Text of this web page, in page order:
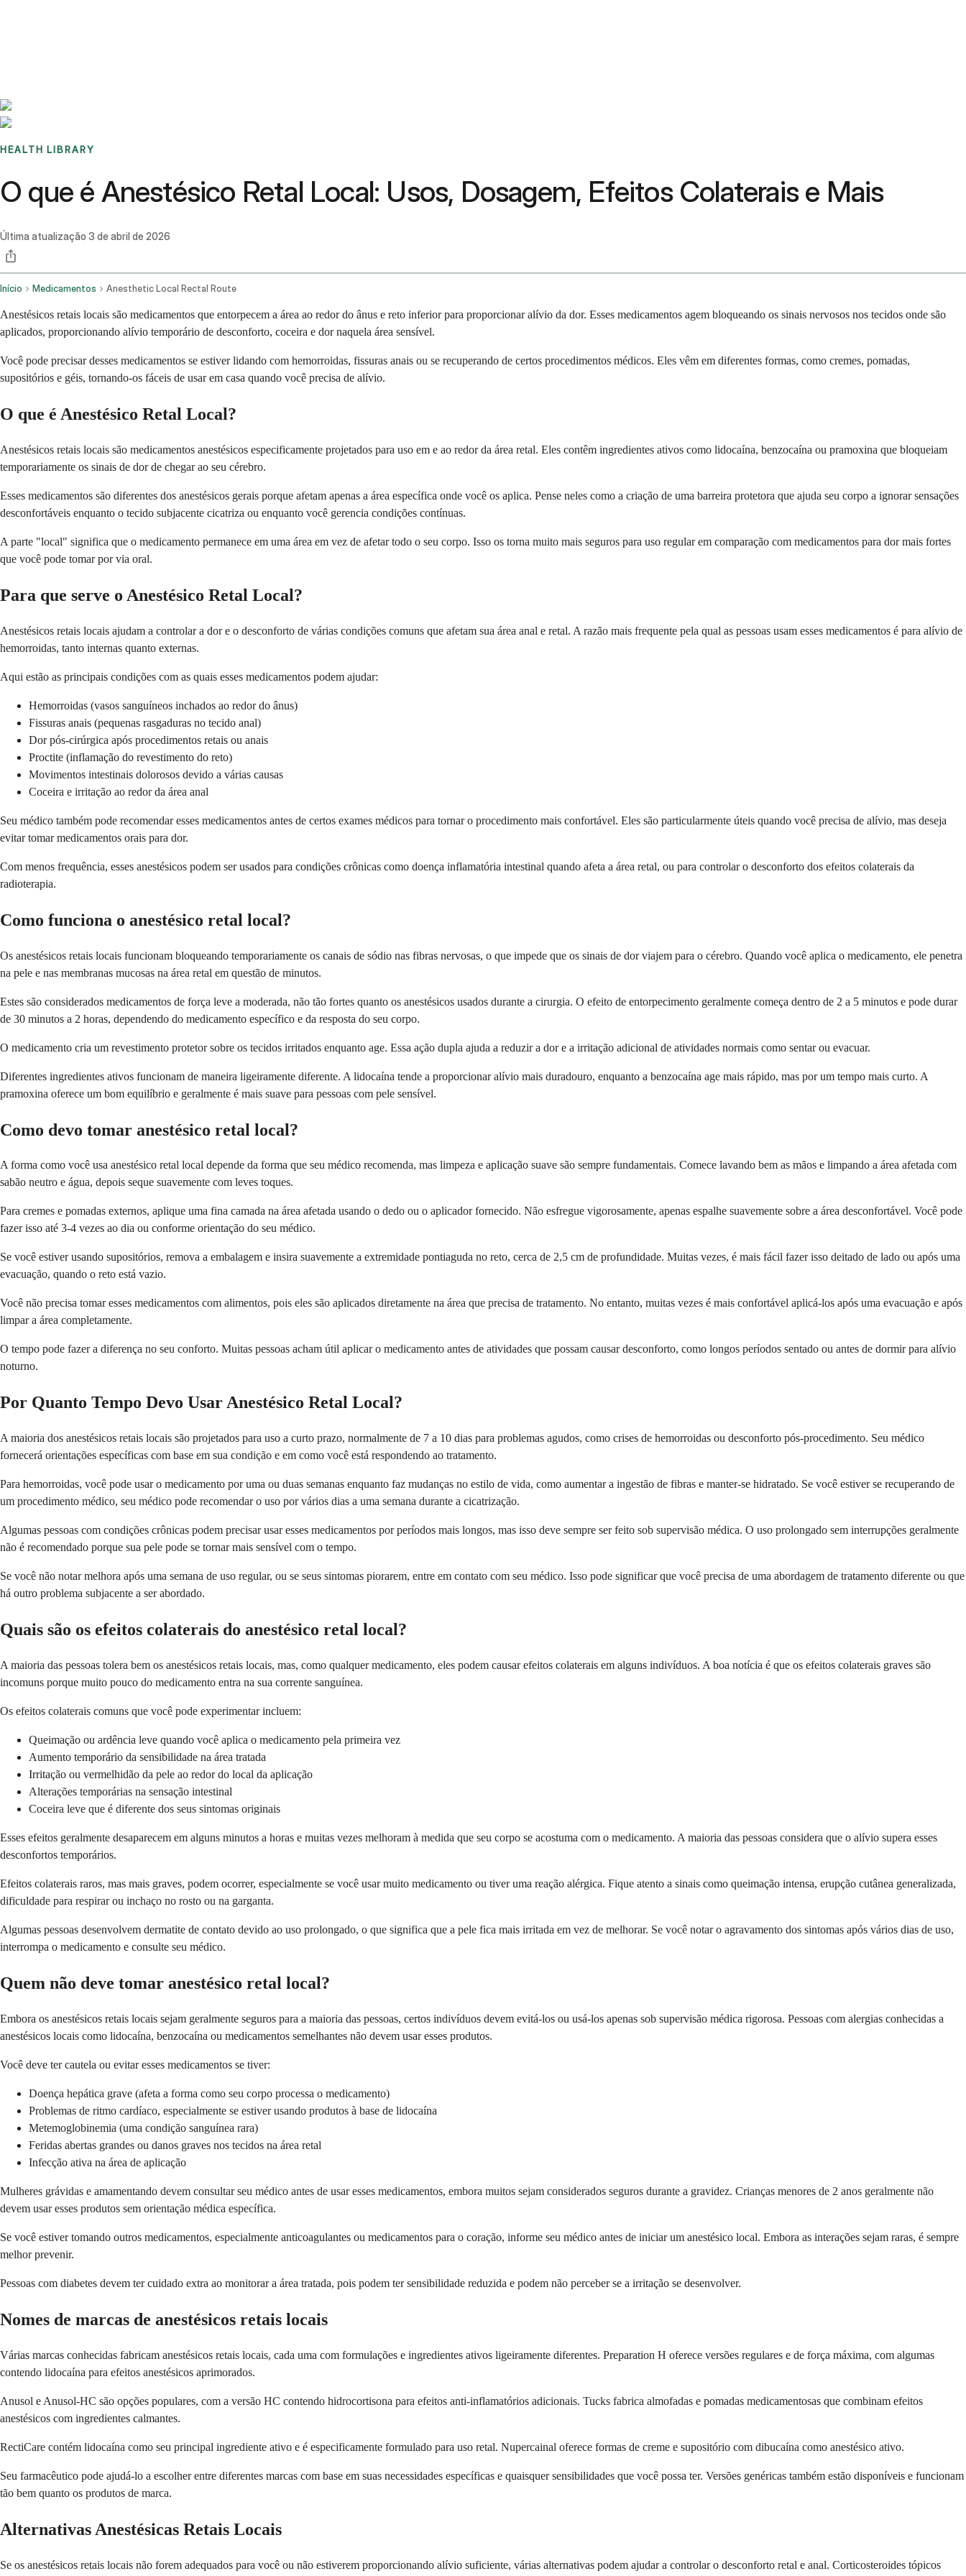
HEALTH LIBRARY
O que é Anestésico Retal Local: Usos, Dosagem, Efeitos Colaterais e Mais
Última atualização 3 de abril de 2026
Início Medicamentos Anesthetic Local Rectal Route
Anestésicos retais locais são medicamentos que entorpecem a área ao redor do ânus e reto inferior para proporcionar alívio da dor. Esses medicamentos agem bloqueando os sinais nervosos nos tecidos onde são
aplicados, proporcionando alívio temporário de desconforto, coceira e dor naquela área sensível.
Você pode precisar desses medicamentos se estiver lidando com hemorroidas, fissuras anais ou se recuperando de certos procedimentos médicos. Eles vêm em diferentes formas, como cremes, pomadas,
supositórios e géis, tornando-os fáceis de usar em casa quando você precisa de alívio.
O que é Anestésico Retal Local?
Anestésicos retais locais são medicamentos anestésicos especificamente projetados para uso em e ao redor da área retal. Eles contêm ingredientes ativos como lidocaína, benzocaína ou pramoxina que bloqueiam
temporariamente os sinais de dor de chegar ao seu cérebro.
Esses medicamentos são diferentes dos anestésicos gerais porque afetam apenas a área específica onde você os aplica. Pense neles como a criação de uma barreira protetora que ajuda seu corpo a ignorar sensações
desconfortáveis enquanto o tecido subjacente cicatriza ou enquanto você gerencia condições contínuas.
A parte "local" significa que o medicamento permanece em uma área em vez de afetar todo o seu corpo. Isso os torna muito mais seguros para uso regular em comparação com medicamentos para dor mais fortes
que você pode tomar por via oral.
Para que serve o Anestésico Retal Local?
Anestésicos retais locais ajudam a controlar a dor e o desconforto de várias condições comuns que afetam sua área anal e retal. A razão mais frequente pela qual as pessoas usam esses medicamentos é para alívio de
hemorroidas, tanto internas quanto externas.
Aqui estão as principais condições com as quais esses medicamentos podem ajudar:
Hemorroidas (vasos sanguíneos inchados ao redor do ânus)
Fissuras anais (pequenas rasgaduras no tecido anal)
Dor pós-cirúrgica após procedimentos retais ou anais
Proctite (inflamação do revestimento do reto)
Movimentos intestinais dolorosos devido a várias causas
Coceira e irritação ao redor da área anal
Seu médico também pode recomendar esses medicamentos antes de certos exames médicos para tornar o procedimento mais confortável. Eles são particularmente úteis quando você precisa de alívio, mas deseja
evitar tomar medicamentos orais para dor.
Com menos frequência, esses anestésicos podem ser usados para condições crônicas como doença inflamatória intestinal quando afeta a área retal, ou para controlar o desconforto dos efeitos colaterais da
radioterapia.
Como funciona o anestésico retal local?
Os anestésicos retais locais funcionam bloqueando temporariamente os canais de sódio nas fibras nervosas, o que impede que os sinais de dor viajem para o cérebro. Quando você aplica o medicamento, ele penetra
na pele e nas membranas mucosas na área retal em questão de minutos.
Estes são considerados medicamentos de força leve a moderada, não tão fortes quanto os anestésicos usados durante a cirurgia. O efeito de entorpecimento geralmente começa dentro de 2 a 5 minutos e pode durar
de 30 minutos a 2 horas, dependendo do medicamento específico e da resposta do seu corpo.
O medicamento cria um revestimento protetor sobre os tecidos irritados enquanto age. Essa ação dupla ajuda a reduzir a dor e a irritação adicional de atividades normais como sentar ou evacuar.
Diferentes ingredientes ativos funcionam de maneira ligeiramente diferente. A lidocaína tende a proporcionar alívio mais duradouro, enquanto a benzocaína age mais rápido, mas por um tempo mais curto. A
pramoxina oferece um bom equilíbrio e geralmente é mais suave para pessoas com pele sensível.
Como devo tomar anestésico retal local?
A forma como você usa anestésico retal local depende da forma que seu médico recomenda, mas limpeza e aplicação suave são sempre fundamentais. Comece lavando bem as mãos e limpando a área afetada com
sabão neutro e água, depois seque suavemente com leves toques.
Para cremes e pomadas externos, aplique uma fina camada na área afetada usando o dedo ou o aplicador fornecido. Não esfregue vigorosamente, apenas espalhe suavemente sobre a área desconfortável. Você pode
fazer isso até 3-4 vezes ao dia ou conforme orientação do seu médico.
Se você estiver usando supositórios, remova a embalagem e insira suavemente a extremidade pontiaguda no reto, cerca de 2,5 cm de profundidade. Muitas vezes, é mais fácil fazer isso deitado de lado ou após uma
evacuação, quando o reto está vazio.
Você não precisa tomar esses medicamentos com alimentos, pois eles são aplicados diretamente na área que precisa de tratamento. No entanto, muitas vezes é mais confortável aplicá-los após uma evacuação e após
limpar a área completamente.
O tempo pode fazer a diferença no seu conforto. Muitas pessoas acham útil aplicar o medicamento antes de atividades que possam causar desconforto, como longos períodos sentado ou antes de dormir para alívio
noturno.
Por Quanto Tempo Devo Usar Anestésico Retal Local?
A maioria dos anestésicos retais locais são projetados para uso a curto prazo, normalmente de 7 a 10 dias para problemas agudos, como crises de hemorroidas ou desconforto pós-procedimento. Seu médico
fornecerá orientações específicas com base em sua condição e em como você está respondendo ao tratamento.
Para hemorroidas, você pode usar o medicamento por uma ou duas semanas enquanto faz mudanças no estilo de vida, como aumentar a ingestão de fibras e manter-se hidratado. Se você estiver se recuperando de
um procedimento médico, seu médico pode recomendar o uso por vários dias a uma semana durante a cicatrização.
Algumas pessoas com condições crônicas podem precisar usar esses medicamentos por períodos mais longos, mas isso deve sempre ser feito sob supervisão médica. O uso prolongado sem interrupções geralmente
não é recomendado porque sua pele pode se tornar mais sensível com o tempo.
Se você não notar melhora após uma semana de uso regular, ou se seus sintomas piorarem, entre em contato com seu médico. Isso pode significar que você precisa de uma abordagem de tratamento diferente ou que
há outro problema subjacente a ser abordado.
Quais são os efeitos colaterais do anestésico retal local?
A maioria das pessoas tolera bem os anestésicos retais locais, mas, como qualquer medicamento, eles podem causar efeitos colaterais em alguns indivíduos. A boa notícia é que os efeitos colaterais graves são
incomuns porque muito pouco do medicamento entra na sua corrente sanguínea.
Os efeitos colaterais comuns que você pode experimentar incluem:
Queimação ou ardência leve quando você aplica o medicamento pela primeira vez
Aumento temporário da sensibilidade na área tratada
Irritação ou vermelhidão da pele ao redor do local da aplicação
Alterações temporárias na sensação intestinal
Coceira leve que é diferente dos seus sintomas originais
Esses efeitos geralmente desaparecem em alguns minutos a horas e muitas vezes melhoram à medida que seu corpo se acostuma com o medicamento. A maioria das pessoas considera que o alívio supera esses
desconfortos temporários.
Efeitos colaterais raros, mas mais graves, podem ocorrer, especialmente se você usar muito medicamento ou tiver uma reação alérgica. Fique atento a sinais como queimação intensa, erupção cutânea generalizada,
dificuldade para respirar ou inchaço no rosto ou na garganta.
Algumas pessoas desenvolvem dermatite de contato devido ao uso prolongado, o que significa que a pele fica mais irritada em vez de melhorar. Se você notar o agravamento dos sintomas após vários dias de uso,
interrompa o medicamento e consulte seu médico.
Quem não deve tomar anestésico retal local?
Embora os anestésicos retais locais sejam geralmente seguros para a maioria das pessoas, certos indivíduos devem evitá-los ou usá-los apenas sob supervisão médica rigorosa. Pessoas com alergias conhecidas a
anestésicos locais como lidocaína, benzocaína ou medicamentos semelhantes não devem usar esses produtos.
Você deve ter cautela ou evitar esses medicamentos se tiver:
Doença hepática grave (afeta a forma como seu corpo processa o medicamento)
Problemas de ritmo cardíaco, especialmente se estiver usando produtos à base de lidocaína
Metemoglobinemia (uma condição sanguínea rara)
Feridas abertas grandes ou danos graves nos tecidos na área retal
Infecção ativa na área de aplicação
Mulheres grávidas e amamentando devem consultar seu médico antes de usar esses medicamentos, embora muitos sejam considerados seguros durante a gravidez. Crianças menores de 2 anos geralmente não
devem usar esses produtos sem orientação médica específica.
Se você estiver tomando outros medicamentos, especialmente anticoagulantes ou medicamentos para o coração, informe seu médico antes de iniciar um anestésico local. Embora as interações sejam raras, é sempre
melhor prevenir.
Pessoas com diabetes devem ter cuidado extra ao monitorar a área tratada, pois podem ter sensibilidade reduzida e podem não perceber se a irritação se desenvolver.
Nomes de marcas de anestésicos retais locais
Várias marcas conhecidas fabricam anestésicos retais locais, cada uma com formulações e ingredientes ativos ligeiramente diferentes. Preparation H oferece versões regulares e de força máxima, com algumas
contendo lidocaína para efeitos anestésicos aprimorados.
Anusol e Anusol-HC são opções populares, com a versão HC contendo hidrocortisona para efeitos anti-inflamatórios adicionais. Tucks fabrica almofadas e pomadas medicamentosas que combinam efeitos
anestésicos com ingredientes calmantes.
RectiCare contém lidocaína como seu principal ingrediente ativo e é especificamente formulado para uso retal. Nupercainal oferece formas de creme e supositório com dibucaína como anestésico ativo.
Seu farmacêutico pode ajudá-lo a escolher entre diferentes marcas com base em suas necessidades específicas e quaisquer sensibilidades que você possa ter. Versões genéricas também estão disponíveis e funcionam
tão bem quanto os produtos de marca.
Alternativas Anestésicas Retais Locais
Se os anestésicos retais locais não forem adequados para você ou não estiverem proporcionando alívio suficiente, várias alternativas podem ajudar a controlar o desconforto retal e anal. Corticosteroides tópicos